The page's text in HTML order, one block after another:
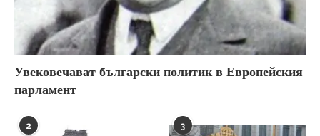
Увековечават български политик в Европейския
парламент
2 3